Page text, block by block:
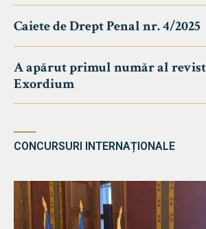
Caiete de Drept Penal nr. 4/2025
A apărut primul număr al
Exordium
CONCURSURI INTERNAȚIONALE